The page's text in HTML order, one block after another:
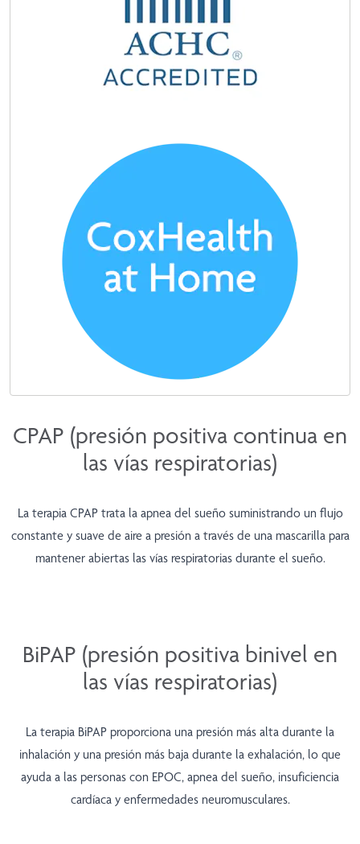
CPAP (presión positiva continua en
las vías respiratorias)
La terapia CPAP trata la apnea del sueño suministrando un flujo
constante y suave de aire a presión a través de una mascarilla para
mantener abiertas las vías respiratorias durante el sueño.
BiPAP (presión positiva binivel en
las vías respiratorias)
La terapia BiPAP proporciona una presión más alta durante la
inhalación y una presión más baja durante la exhalación, lo que
ayuda a las personas con EPOC, apnea del sueño, insuficiencia
cardíaca y enfermedades neuromusculares.